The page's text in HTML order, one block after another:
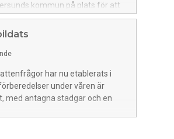
kommun på plats för att
som är avgörande för
och länets utveckling.
infrastruktursatsningar,
för att säkra framtidens
till både näringsliv
sektor.
har nu etablerats i
under våren är
med antagna stadgar och en